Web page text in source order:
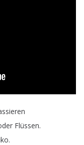
Flüssen.
.